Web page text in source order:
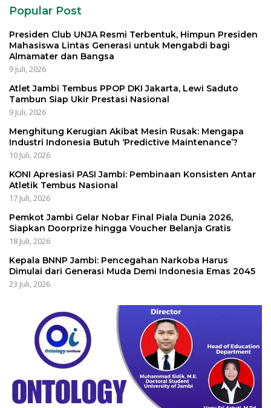
Popular Post
Presiden Club UNJA Resmi Terbentuk, Himpun Presiden
Mahasiswa Lintas Generasi untuk Mengabdi bagi
Almamater dan Bangsa
9 Juli, 2026
Atlet Jambi Tembus PPOP DKI Jakarta, Lewi Saduto
Tambun Siap Ukir Prestasi Nasional
9 Juli, 2026
Menghitung Kerugian Akibat Mesin Rusak: Mengapa
Industri Indonesia Butuh ‘Predictive Maintenance’?
10 Juli, 2026
KONI Apresiasi PASI Jambi: Pembinaan Konsisten Antar
Atletik Tembus Nasional
17 Juli, 2026
Pemkot Jambi Gelar Nobar Final Piala Dunia 2026,
Siapkan Doorprize hingga Voucher Belanja Gratis
18 Juli, 2026
Kepala BNNP Jambi: Pencegahan Narkoba Harus
Dimulai dari Generasi Muda Demi Indonesia Emas 2045
23 Juli, 2026